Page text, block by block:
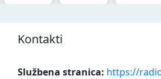
Kontakti
Službena stranica: https://